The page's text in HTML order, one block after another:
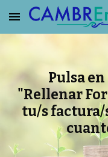
Skip to main content
Pulsa en
"Rellenar
tu/s factura/